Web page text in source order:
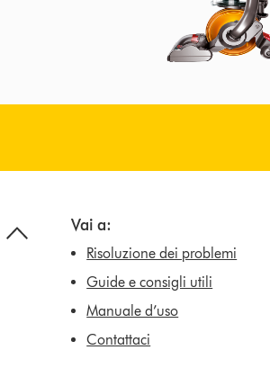
Vai a:
Risoluzione dei problemi
Guide e consigli utili
Manuale d’uso
Contattaci